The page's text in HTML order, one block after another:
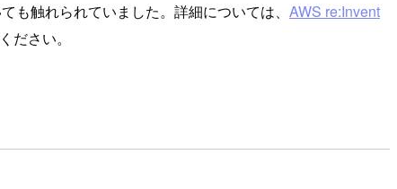
触れられていました。詳細については、 AWS re:Invent
ださい。